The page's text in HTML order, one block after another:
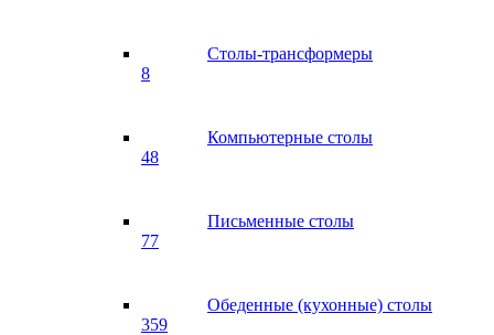
Столы-трансформеры
8
Компьютерные столы
48
Письменные столы
77
Обеденные (кухонные) столы
359